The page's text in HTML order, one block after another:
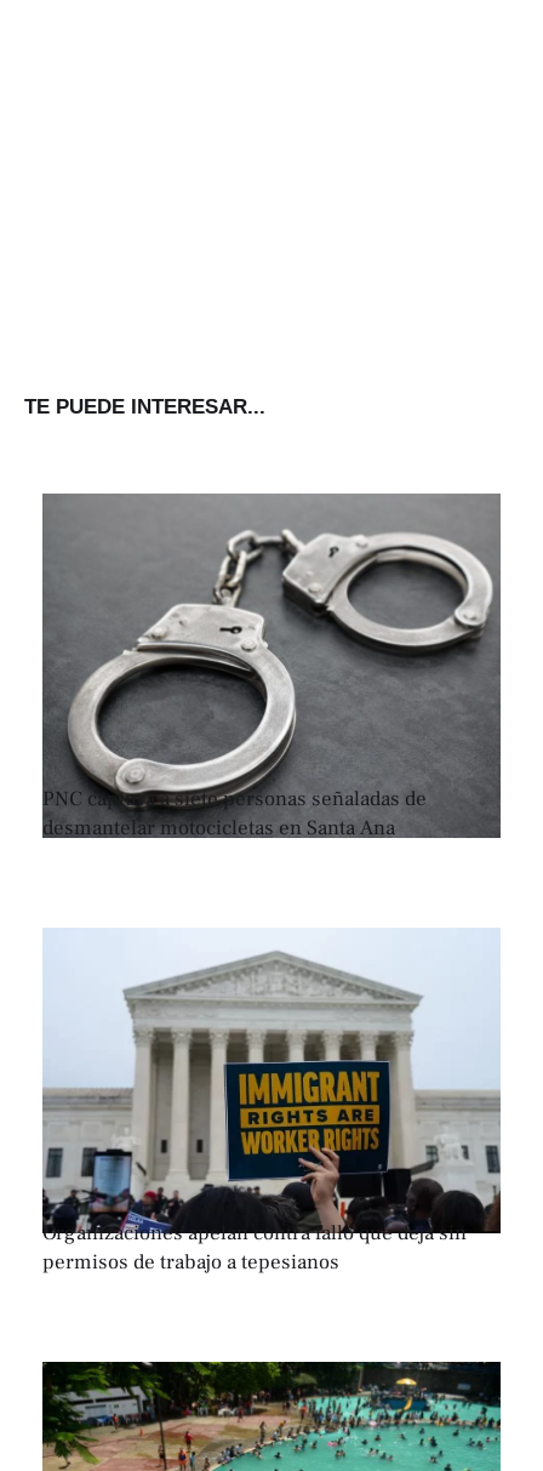
TE PUEDE INTERESAR...
PNC captura a siete personas señaladas de
desmantelar motocicletas en Santa Ana
Organizaciones apelan contra fallo que deja sin
permisos de trabajo a tepesianos